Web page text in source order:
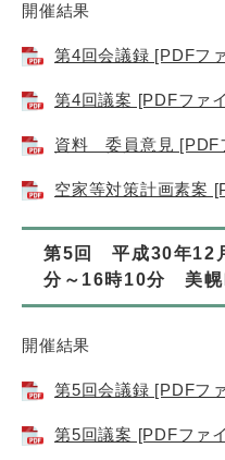
開催結果
第4回会議録 [PDFフ
第4回議案 [PDFファ
資料 委員意見 [PDF
空家等対策計画素案
第5回 平成30年12
分～16時10分 美
開催結果
第5回会議録 [PDFフ
第5回議案 [PDFファ